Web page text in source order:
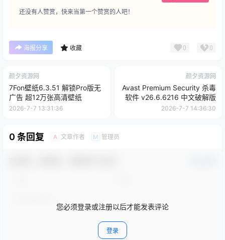
还没有人赞赏，快来当第一个赞赏的人吧！
海报分享 收藏 0 0
颜夕资源网
7Fon壁纸6.3.51 解锁Pro版无
广告 超12万张高清壁纸
2026-7-7 13:31:36
颜夕资源网
Avast Premium Security 杀毒
软件 v26.6.6216 中文破解版
2026-7-7 14:36:30
0 条回复 A 文章作者 M 管理员
您必须登录或注册以后才能发表评论
登录